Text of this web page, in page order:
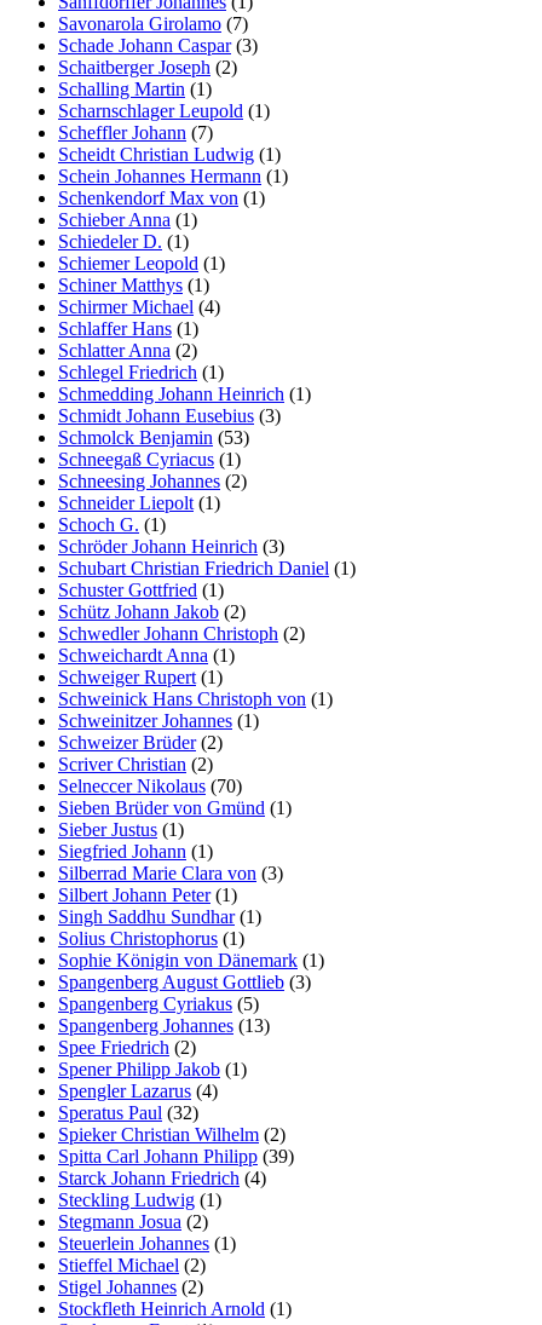
Savonarola Girolamo (7)
Schade Johann Caspar(3)
Schaitberger Joseph (2)
Schalling Martin (1)
Scharnschlager Leupold (1)
Scheffler Johann (7)
Scheidt Christian Ludwig (1)
Schein Johannes Hermann (1)
Schenkendorf Max von (1)
Schieber Anna (1)
Schiedeler D. (1)
Schiemer Leopold (1)
Schiner Matthys (1)
Schirmer Michael (4)
Schlaffer Hans (1)
Schlatter Anna (2)
Schlegel Friedrich (1)
Schmedding Johann Heinrich (1)
Schmidt Johann Eusebius (3)
Schmolck Benjamin (53)
Schneegaß Cyriacus (1)
Schneesing Johannes (2)
Schneider Liepolt (1)
Schoch G. (1)
Schröder Johann Heinrich (3)
Schubart Christian Friedrich Daniel (1)
Schuster Gottfried (1)
Schütz Johann Jakob (2)
Schwedler Johann Christoph (2)
Schweichardt Anna (1)
Schweiger Rupert (1)
Schweinick Hans Christoph von (1)
Schweinitzer Johannes (1)
Schweizer Brüder(2)
Scriver Christian (2)
Selneccer Nikolaus (70)
Sieben Brüder von Gmünd (1)
Sieber Justus (1)
Siegfried Johann (1)
Silberrad Marie Clara von (3)
Silbert Johann Peter(1)
Singh Saddhu Sundhar(1)
Solius Christophorus (1)
Sophie Königin von Dänemark (1)
Spangenberg August Gottlieb (3)
Spangenberg Cyriakus (5)
Spangenberg Johannes (13)
Spee Friedrich (2)
Spener Philipp Jakob (1)
Spengler Lazarus (4)
Speratus Paul (32)
Spieker Christian Wilhelm (2)
Spitta Carl Johann Philipp (39)
Starck Johann Friedrich (4)
Steckling Ludwig (1)
Stegmann Josua (2)
Steuerlein Johannes (1)
Stieffel Michael (2)
Stigel Johannes (2)
Stockfleth Heinrich Arnold (1)